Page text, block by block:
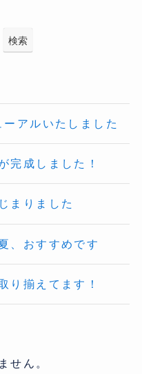
検索
アルいたしました
完成しました！
まりました
、おすすめです
り揃えてます！
せん。